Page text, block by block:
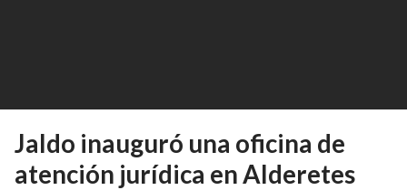
Jaldo inauguró una oficina de
atención jurídica en Alderetes